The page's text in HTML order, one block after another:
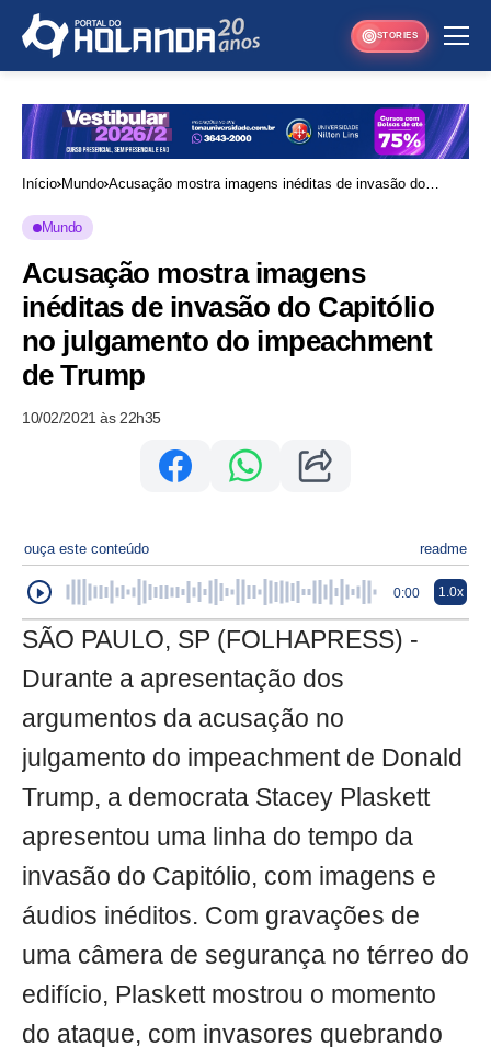
STORIES
Início Mundo Acusação mostra imagens inéditas de invasão do
Mundo
Acusação mostra imagens
inéditas de invasão do Capitólio
no julgamento do impeachment
de Trump
10/02/2021 às 22h35
ouça este conteúdo readme
0:00 1.0x
SÃO PAULO, SP (FOLHAPRESS) -
Durante a apresentação dos
argumentos da acusação no
julgamento do impeachment de Donald
Trump, a democrata Stacey Plaskett
apresentou uma linha do tempo da
invasão do Capitólio, com imagens e
áudios inéditos. Com gravações de
uma câmera de segurança no térreo do
edifício, Plaskett mostrou o momento
do ataque, com invasores quebrando